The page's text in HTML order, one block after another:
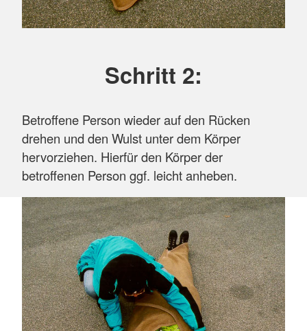
Schritt 2:
Betroffene Person wieder auf den Rücken
drehen und den Wulst unter dem Körper
hervorziehen. Hierfür den Körper der
betroffenen Person ggf. leicht anheben.